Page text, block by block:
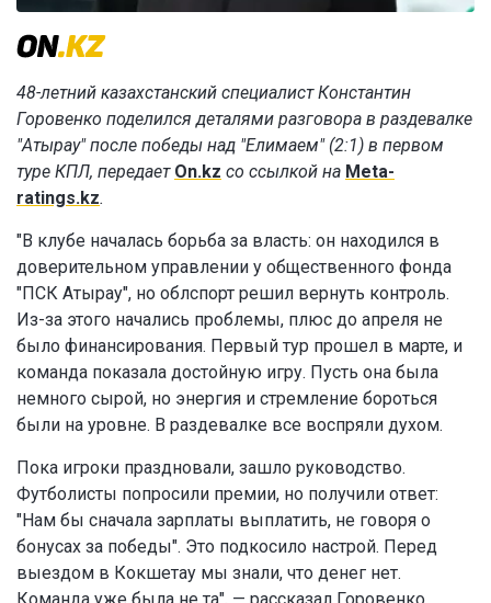
48-летний казахстанский специалист Константин
Горовенко поделился деталями разговора в раздевалке
"Атырау" после победы над "Елимаем" (2:1) в первом
туре КПЛ, передает On.kz со ссылкой на Meta-
ratings.kz.
"В клубе началась борьба за власть: он находился в
доверительном управлении у общественного фонда
"ПСК Атырау", но облспорт решил вернуть контроль.
Из-за этого начались проблемы, плюс до апреля не
было финансирования. Первый тур прошел в марте, и
команда показала достойную игру. Пусть она была
немного сырой, но энергия и стремление бороться
были на уровне. В раздевалке все воспряли духом.
Пока игроки праздновали, зашло руководство.
Футболисты попросили премии, но получили ответ:
"Нам бы сначала зарплаты выплатить, не говоря о
бонусах за победы". Это подкосило настрой. Перед
выездом в Кокшетау мы знали, что денег нет.